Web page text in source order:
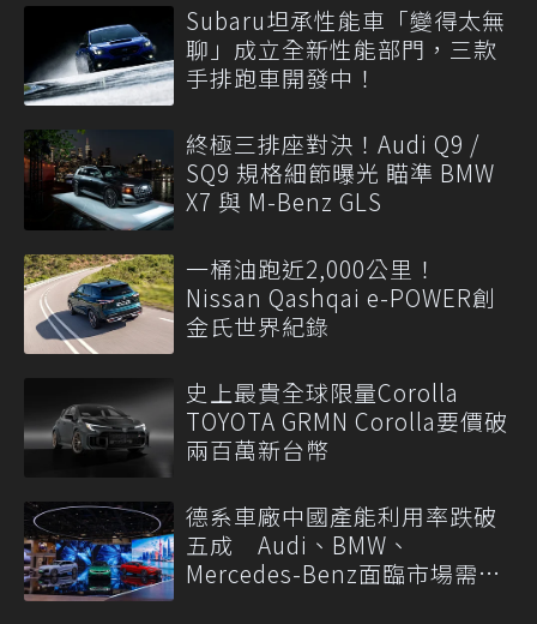
Subaru坦承性能車「變得太無
聊」成立全新性能部門，三款
手排跑車開發中！
終極三排座對決！Audi Q9 /
SQ9 規格細節曝光 瞄準 BMW
X7 與 M-Benz GLS
一桶油跑近2,000公里！
Nissan Qashqai e-POWER創
金氏世界紀錄
史上最貴全球限量Corolla
TOYOTA GRMN Corolla要價破
兩百萬新台幣
德系車廠中國產能利用率跌破
五成 Audi、BMW、
Mercedes-Benz面臨市場需求